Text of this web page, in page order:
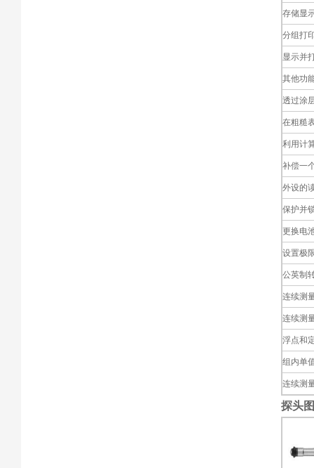
存储显
分组打
显示并
其他功
透过涂
在粗糙
利用计
补偿一
外设的
保护并
更换电
设置极
公英制
连续测
连续测
浮点和
组内单
连续测
探头